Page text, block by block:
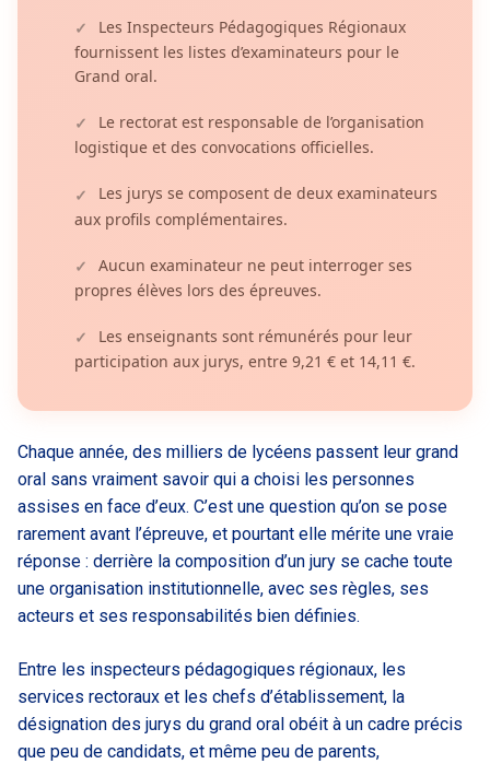
✓
Les Inspecteurs Pédagogiques Régionaux
fournissent les listes d’examinateurs pour le
Grand oral.
✓
Le rectorat est responsable de l’organisation
logistique et des convocations officielles.
✓
Les jurys se composent de deux examinateurs
aux profils complémentaires.
✓
Aucun examinateur ne peut interroger ses
propres élèves lors des épreuves.
✓
Les enseignants sont rémunérés pour leur
participation aux jurys, entre 9,21 € et 14,11 €.
Chaque année, des milliers de lycéens passent leur grand
oral sans vraiment savoir qui a choisi les personnes
assises en face d’eux. C’est une question qu’on se pose
rarement avant l’épreuve, et pourtant elle mérite une vraie
réponse : derrière la composition d’un jury se cache toute
une organisation institutionnelle, avec ses règles, ses
acteurs et ses responsabilités bien définies.
Entre les inspecteurs pédagogiques régionaux, les
services rectoraux et les chefs d’établissement, la
désignation des jurys du grand oral obéit à un cadre précis
que peu de candidats, et même peu de parents,